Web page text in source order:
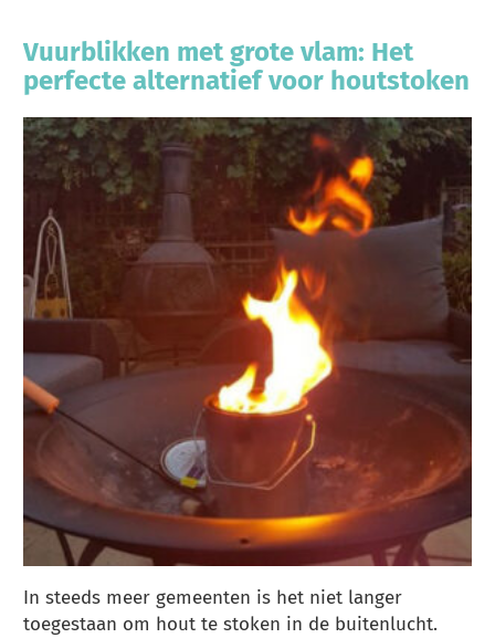
Vuurblikken met grote vlam: Het
perfecte alternatief voor houtstoken
In steeds meer gemeenten is het niet langer
toegestaan om hout te stoken in de buitenlucht.